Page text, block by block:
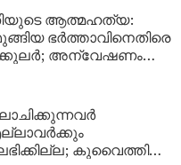
ആത്മഹത്യ:
ഭർത്താവിനെതിരെ
അന്വേഷണം
കുവൈത്തിന്റെ